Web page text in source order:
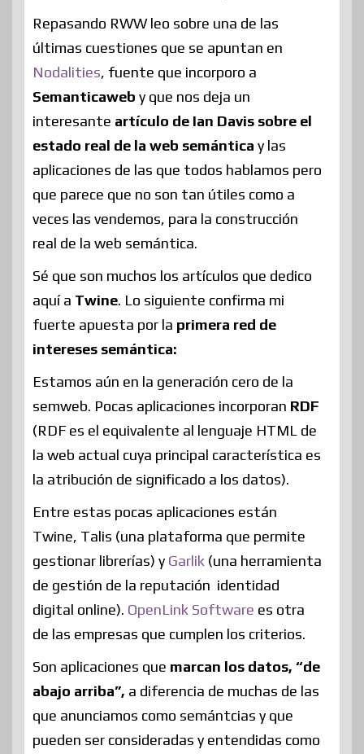
Repasando RWW leo sobre una de las
últimas cuestiones que se apuntan en
Nodalities, fuente que incorporo a
Semanticaweb y que nos deja un
interesante artículo de Ian Davis sobre el
estado real de la web semántica y las
aplicaciones de las que todos hablamos pero
que parece que no son tan útiles como a
veces las vendemos, para la construcción
real de la web semántica.
Sé que son muchos los artículos que dedico
aquí a Twine. Lo siguiente confirma mi
fuerte apuesta por la primera red de
intereses semántica:
Estamos aún en la generación cero de la
semweb. Pocas aplicaciones incorporan RDF
(RDF es el equivalente al lenguaje HTML de
la web actual cuya principal característica es
la atribución de significado a los datos).
Entre estas pocas aplicaciones están
Twine, Talis (una plataforma que permite
gestionar librerías) y Garlik (una herramienta
de gestión de la reputación identidad
digital online). OpenLink Software es otra
de las empresas que cumplen los criterios.
Son aplicaciones que marcan los datos, “de
abajo arriba”, a diferencia de muchas de las
que anunciamos como semántcias y que
pueden ser consideradas y entendidas como